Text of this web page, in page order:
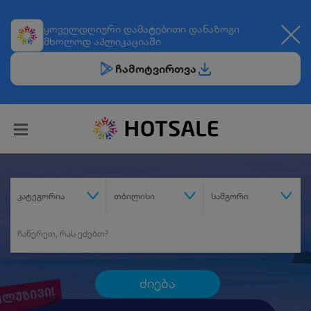
ყოველდღიური დამატებითი დანაზოგი
მხოლოდ აპლიკაციაში
ჩამოტვირთვა
კატეგორია თბილისი სამგორი
ძიება